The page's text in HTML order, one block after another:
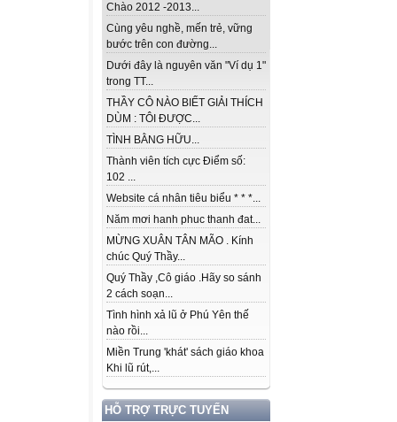
Chào 2012 -2013...
Cùng yêu nghề, mến trẻ, vững
bước trên con đường...
Dưới đây là nguyên văn "Ví dụ 1"
trong TT...
THẦY CÔ NÀO BIẾT GIẢI THÍCH
DÙM : TÔI ĐƯỢC...
TÌNH BẰNG HỮU...
Thành viên tích cực Điểm số:
102 ...
Website cá nhân tiêu biểu * * *...
Năm mơi hanh phuc thanh đat...
MỪNG XUÂN TÂN MÃO . Kính
chúc Quý Thầy...
Quý Thầy ,Cô giáo .Hãy so sánh
2 cách soạn...
Tình hình xả lũ ở Phú Yên thế
nào rồi...
Miền Trung 'khát' sách giáo khoa
Khi lũ rút,...
HỖ TRỢ TRỰC TUYẾN